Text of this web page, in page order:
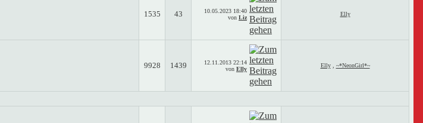
1535 43 10.05.2023 18:40
von Liz
Elly
9928 1439 12.11.2013 22:14
von Elly
Elly, ~*NeonGirl*~